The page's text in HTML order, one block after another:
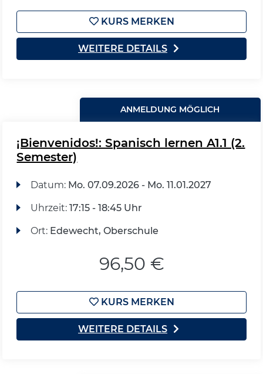
KURS MERKEN
WEITERE DETAILS
ANMELDUNG MÖGLICH
¡Bienvenidos!: Spanisch lernen A1.1 (2.
Semester)
Datum: Mo. 07.09.2026 - Mo. 11.01.2027
Uhrzeit: 17:15 - 18:45 Uhr
Ort: Edewecht, Oberschule
96,50 €
KURS MERKEN
WEITERE DETAILS